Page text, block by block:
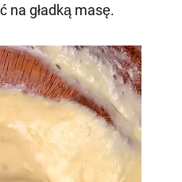
na gładką masę.